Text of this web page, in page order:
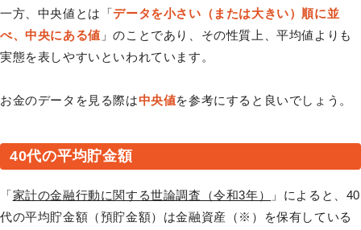
一方、中央値とは「データを小さい（または大きい）順に並
べ、中央にある値 」のことであり、その性質上、平均値よりも
実態を表しやすいといわれています。
お金のデータを見る際は中央値を参考にすると良いでしょう。
40代の平均貯金額
「家計の金融行動に関する世論調査（令和3年）
」によると、40
代の平均貯金額（預貯金額）は金融資産（※）を保有している